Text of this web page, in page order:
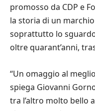
promosso da CDP e
la storia di un
soprattutto lo
oltre quarant’anni,
“Un omaggio al
spiega Giovanni
tra l’altro molto bello